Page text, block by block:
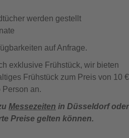
werden gestellt
auf Anfrage.
exklusive Frühstück, wir bieten
Frühstück zum Preis von 10 €
Person an.
Messezeiten in Düsseldorf oder
Preise gelten können.